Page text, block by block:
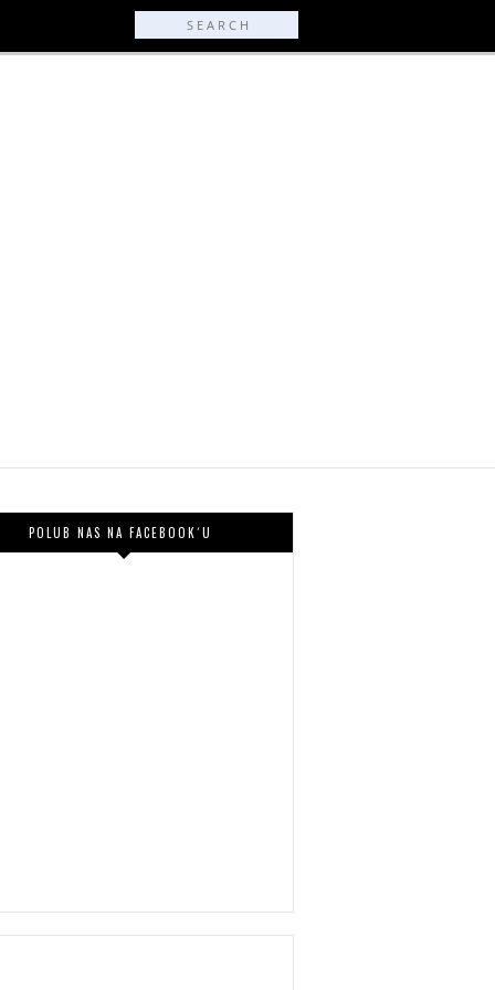
POLUB NAS NA FACEBOOK´U